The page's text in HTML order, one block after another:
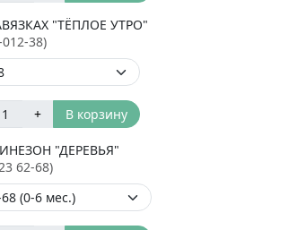
"ТЁПЛОЕ УТРО"
38)
+ В корзину
"ДЕРЕВЬЯ"
62-68)